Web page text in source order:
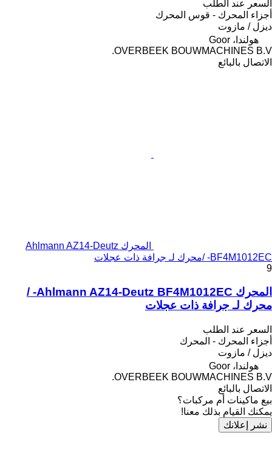
السعر عند الطلب
أجزاء المحرك - قوس المحرك
ديزل / مازوت
هولندا، Goor
OVERBEEK BOUWMACHINES B.V.
الاتصال بالبائع
المحرك Ahlmann AZ14-Deutz
BF4M1012EC- /محرك لـ جرافة ذات عجلات
9
المحرك Ahlmann AZ14-Deutz BF4M1012EC- /
محرك لـ جرافة ذات عجلات
السعر عند الطلب
أجزاء المحرك - المحرك
ديزل / مازوت
هولندا، Goor
OVERBEEK BOUWMACHINES B.V.
الاتصال بالبائع
بيع ماكينات أم مركبات؟
يمكنك القيام بذلك معنا!
نشر إعلانك